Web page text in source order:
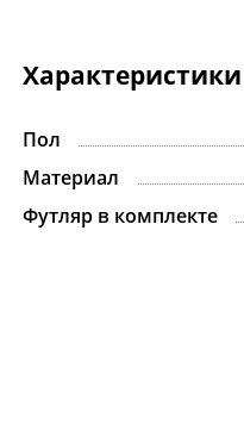
Характеристики
Пол
Материал
Футляр в комплекте